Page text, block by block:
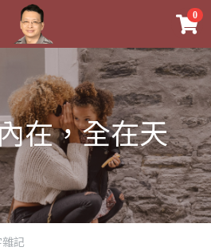
0
在，全在天
記
×
商品分類
完整典藏版